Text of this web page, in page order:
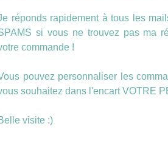
Description
Je vous présente de
réponds rapidement à tous les
si vous ne trouvez pas ma
commande !
pouvez personnaliser les
souhaitez dans l'encart VOTRE
visite :)